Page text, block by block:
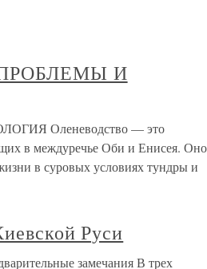
И
Оленеводство — это
в междуречье Оби и Енисея. Оно
в суровых условиях тундры и
Руси
замечания В трех